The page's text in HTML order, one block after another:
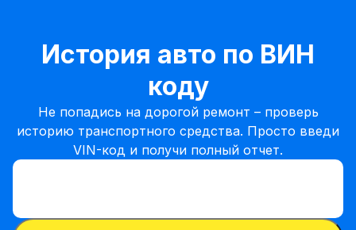
История авто по ВИН
коду
Не попадись на дорогой ремонт – проверь
историю транспортного средства. Просто введи
VIN-код и получи полный отчет.
Ввести VIN-код
Ввести VIN-код